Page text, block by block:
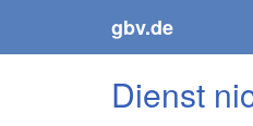
gbv.de
Dienst